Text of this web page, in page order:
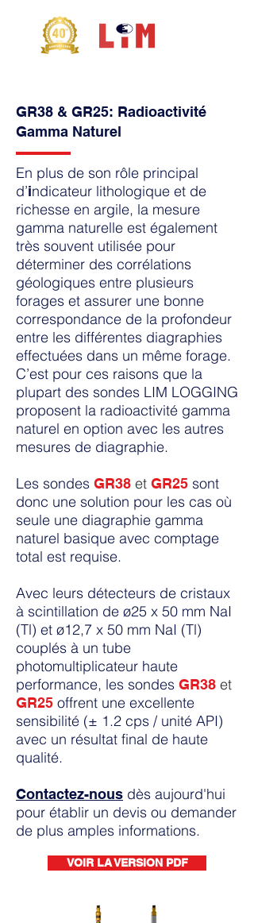
GR38 & GR25: Radioactivité
Gamma Naturel
En plus de son rôle principal
d’indicateur lithologique et de
richesse en argile, la mesure
gamma naturelle est également
très souvent utilisée pour
déterminer des corrélations
géologiques entre plusieurs
forages et assurer une bonne
correspondance de la profondeur
entre les différentes diagraphies
effectuées dans un même forage.
C’est pour ces raisons que la
plupart des sondes LIM LOGGING
proposent la radioactivité gamma
naturel en option avec les autres
mesures de diagraphie.
Les sondes GR38 et GR25 sont
donc une solution pour les cas où
seule une diagraphie gamma
naturel basique avec comptage
total est requise.
Avec leurs détecteurs de cristaux
à scintillation de ø25 x 50 mm NaI
(Tl) et ø12,7 x 50 mm NaI (Tl)
couplés à un tube
photomultiplicateur haute
performance, les sondes GR38 et
GR25 offrent une excellente
sensibilité (± 1.2 cps / unité API)
avec un résultat final de haute
qualité.
Contactez-nous dès aujourd'hui
pour établir un devis ou demander
de plus amples informations.
VOIR LA VERSION PDF